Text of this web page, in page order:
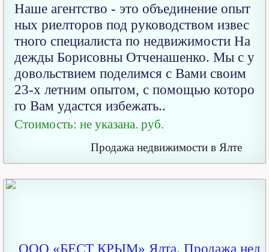
Наше агентство - это объединение опыт
ных риелторов под руководством извес
тного специалиста по недвижимости На
дежды Борисовны Отченашенко. Мы с у
довольствием поделимся с Вами своим
23-х летним опытом, с помощью которо
го Вам удастся избежать..
Стоимость: не указана. руб.
Продажа недвижимости в Ялте